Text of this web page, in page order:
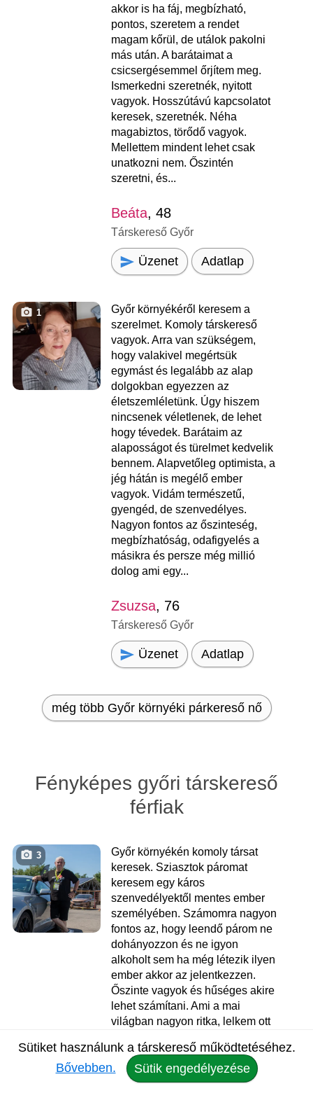
akkor is ha fáj, megbízható,
pontos, szeretem a rendet
magam kőrül, de utálok pakolni
más után. A barátaimat a
csicsergésemmel őrjítem meg.
Ismerkedni szeretnék, nyitott
vagyok. Hosszútávú kapcsolatot
keresek, szeretnék. Néha
magabiztos, törődő vagyok.
Mellettem mindent lehet csak
unatkozni nem. Őszintén
szeretni, és...
Beáta, 48
Társkereső Győr
Üzenet Adatlap
1
Győr környékéről keresem a
szerelmet. Komoly társkereső
vagyok. Arra van szükségem,
hogy valakivel megértsük
egymást és legalább az alap
dolgokban egyezzen az
életszemléletünk. Úgy hiszem
nincsenek véletlenek, de lehet
hogy tévedek. Barátaim az
alaposságot és türelmet kedvelik
bennem. Alapvetőleg optimista, a
jég hátán is megélő ember
vagyok. Vidám természetű,
gyengéd, de szenvedélyes.
Nagyon fontos az őszinteség,
megbízhatóság, odafigyelés a
másikra és persze még millió
dolog ami egy...
Zsuzsa, 76
Társkereső Győr
Üzenet Adatlap
még több Győr környéki párkereső nő
Fényképes győri társkereső
férfiak
3
Győr környékén komoly társat
keresek. Sziasztok páromat
keresem egy káros
szenvedélyektől mentes ember
személyében. Számomra nagyon
fontos az, hogy leendő párom ne
dohányozzon és ne igyon
alkoholt sem ha még létezik ilyen
ember akkor az jelentkezzen.
Őszinte vagyok és hűséges akire
lehet számítani. Ami a mai
világban nagyon ritka, lelkem ott
humoros embernek tartom
magam. Szeretnék ismerkedni és
komoly társat találni. Keresek,
Sütiket használunk a társkereső működtetéséhez.
Bővebben.
Sütik engedélyezése